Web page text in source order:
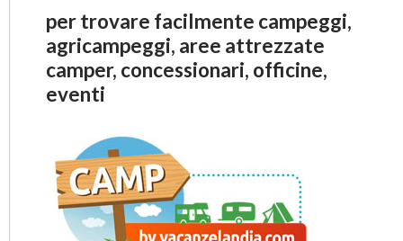
per trovare facilmente campeggi,
agricampeggi, aree attrezzate
camper, concessionari, officine,
eventi